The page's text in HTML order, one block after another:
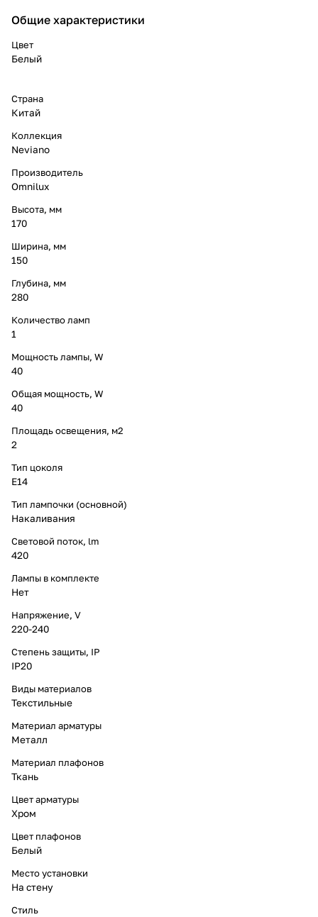
Общие характеристики
Цвет
Белый
Страна
Китай
Коллекция
Neviano
Производитель
Omnilux
Высота, мм
170
Ширина, мм
150
Глубина, мм
280
Количество ламп
1
Мощность лампы, W
40
Общая мощность, W
40
Площадь освещения, м2
2
Тип цоколя
E14
Тип лампочки (основной)
Накаливания
Световой поток, lm
420
Лампы в комплекте
Нет
Напряжение, V
220-240
Степень защиты, IP
IP20
Виды материалов
Текстильные
Материал арматуры
Металл
Материал плафонов
Ткань
Цвет арматуры
Хром
Цвет плафонов
Белый
Место установки
На стену
Стиль